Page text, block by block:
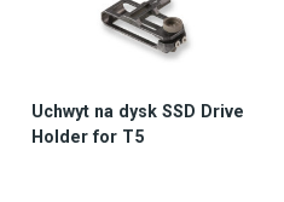
Uchwyt na dysk SSD Drive
Holder for T5